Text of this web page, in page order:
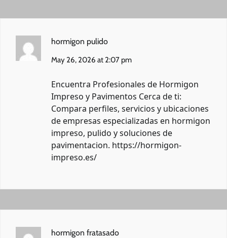
hormigon pulido
May 26, 2026 at 2:07 pm
Encuentra Profesionales de Hormigon
Impreso y Pavimentos Cerca de ti:
Compara perfiles, servicios y ubicaciones
de empresas especializadas en hormigon
impreso, pulido y soluciones de
pavimentacion. https://hormigon-
impreso.es/
hormigon fratasado